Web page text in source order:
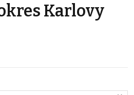
Karlovy